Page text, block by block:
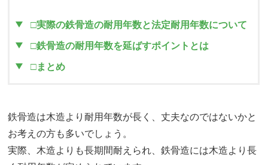
□実際の鉄骨造の耐用年数と法定耐用年数について
□鉄骨造の耐用年数を延ばすポイントとは
□まとめ
鉄骨造は木造より耐用年数が長く、丈夫なのではないかと
お考えの方も多いでしょう。
実際、木造よりも長期間耐えられ、鉄骨造には木造より長